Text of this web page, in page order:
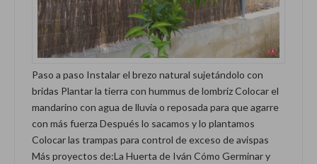
Paso a paso Instalar el brezo natural sujetándolo con
bridas Plantar la tierra con hummus de lombriz Colocar el
mandarino con agua de lluvia o reposada para que agarre
con más fuerza Después lo sacamos y lo plantamos
Colocar las trampas para control de exceso de avispas
Más proyectos de:La Huerta de Iván Cómo Germinar y